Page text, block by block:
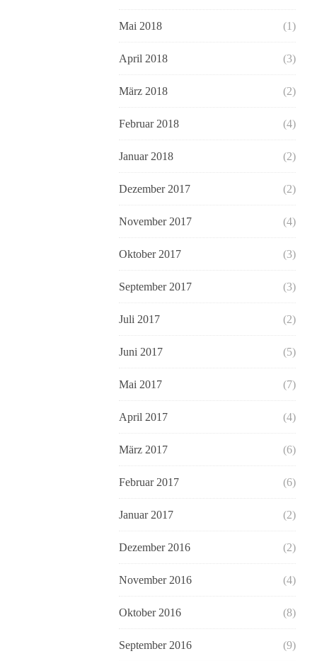
Mai 2018 (1)
April 2018 (3)
März 2018 (2)
Februar 2018 (4)
Januar 2018 (2)
Dezember 2017 (2)
November 2017 (4)
Oktober 2017 (3)
September 2017 (3)
Juli 2017 (2)
Juni 2017 (5)
Mai 2017 (7)
April 2017 (4)
März 2017 (6)
Februar 2017 (6)
Januar 2017 (2)
Dezember 2016 (2)
November 2016 (4)
Oktober 2016 (8)
September 2016 (9)